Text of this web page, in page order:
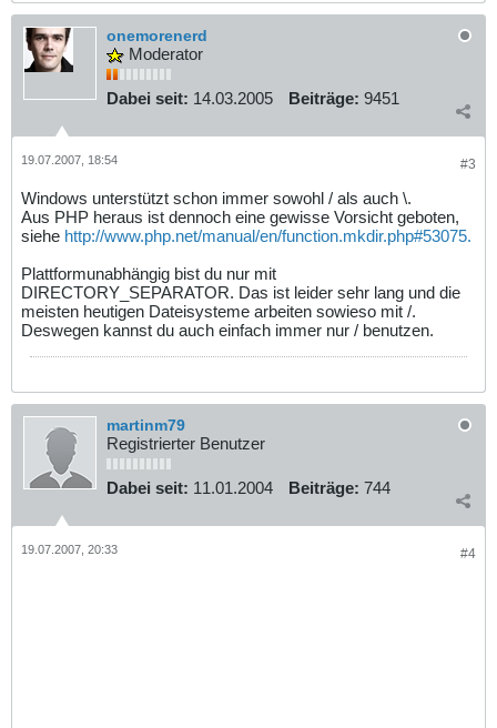
onemorenerd
Moderator
Dabei seit: 14.03.2005 Beiträge: 9451
#3
19.07.2007, 18:54
Windows unterstützt schon immer sowohl / als auch \.
Aus PHP heraus ist dennoch eine gewisse Vorsicht geboten,
siehe http://www.php.net/manual/en/function.mkdir.php#53075.
Plattformunabhängig bist du nur mit
DIRECTORY_SEPARATOR. Das ist leider sehr lang und die
meisten heutigen Dateisysteme arbeiten sowieso mit /.
Deswegen kannst du auch einfach immer nur / benutzen.
martinm79
Registrierter Benutzer
Dabei seit: 11.01.2004 Beiträge: 744
#4
19.07.2007, 20:33